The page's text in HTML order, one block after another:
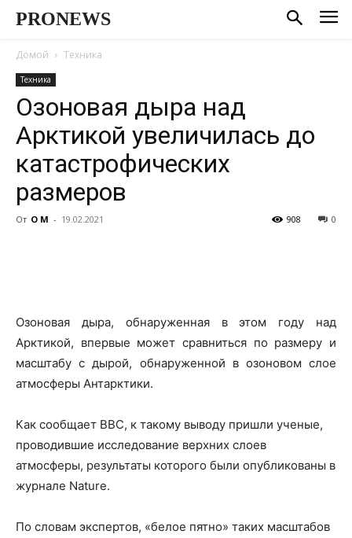
PRONEWS
Домой Техника
Техника
Озоновая дыра над
Арктикой увеличилась до
катастрофических
размеров
От О М - 19.02.2021 0
908
Озоновая дыра, обнаруженная в этом году над
Арктикой, впервые может сравниться по размеру и
масштабу с дырой, обнаруженной в озоновом слое
атмосферы Антарктики.
Как сообщает BBC, к такому выводу пришли ученые,
проводившие исследование верхних слоев
атмосферы, результаты которого были опубликованы в
журнале Nature.
По словам экспертов, «белое пятно» таких масштабов